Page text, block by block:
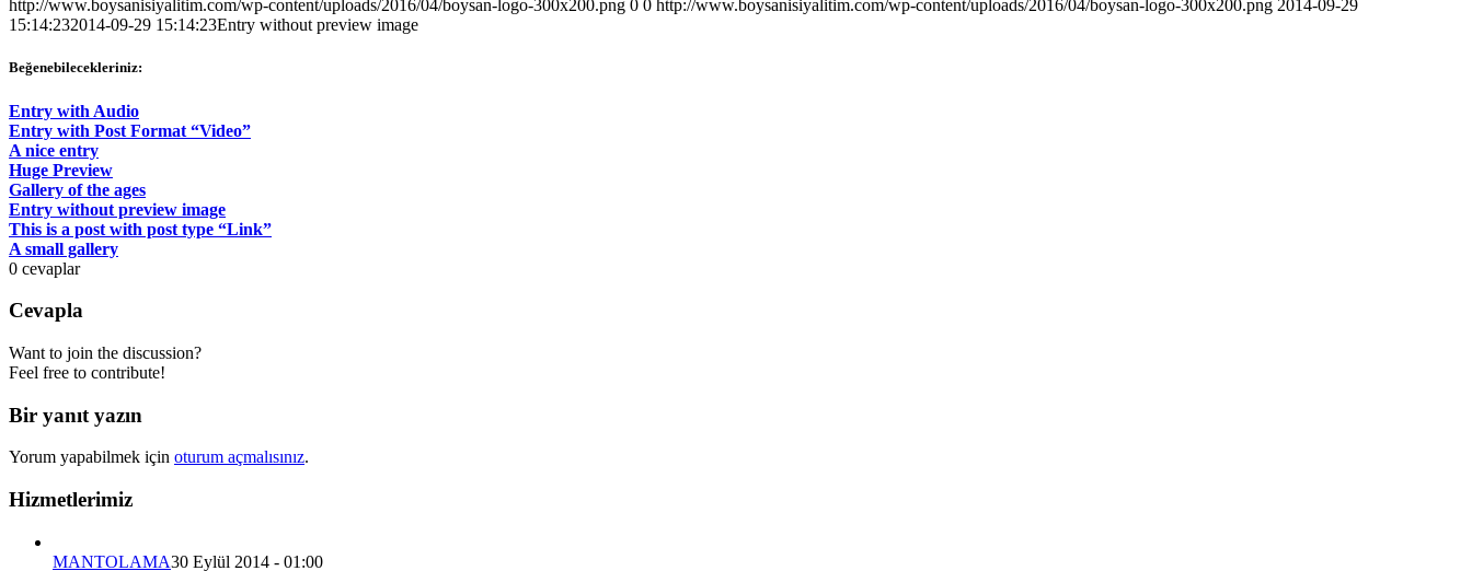
http://www.boysanisiyalitim.com/wp-content/uploads/2016/04/boysan-logo-300x200.png 0 0 http://www.boysanisiyalitim.com/wp-content/uploads/2016/04/boysan-logo-300x200.png 2014-09-29
15:14:232014-09-29 15:14:23Entry without preview image
Beğenebilecekleriniz:
Entry with Audio
Entry with Post Format “Video”
A nice entry
Huge Preview
Gallery of the ages
Entry without preview image
This is a post with post type “Link”
A small gallery
0 cevaplar
Cevapla
Want to join the discussion?
Feel free to contribute!
Bir yanıt yazın
Yorum yapabilmek için oturum açmalısınız.
Hizmetlerimiz
MANTOLAMA30 Eylül 2014 - 01:00